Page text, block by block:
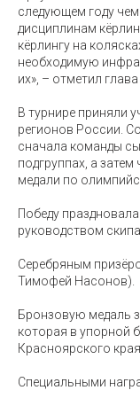
следующем году
дисциплинам
кёрлингу на
необходимую
их», – отметил глава
В турнире приняли
регионов России.
сначала команды
подгруппах, а
медали по
Победу
руководством
Серебряным
Тимофей Насонов).
Бронзовую медаль
которая в упорной
Красноярского
Специальными